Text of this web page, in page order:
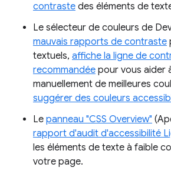
contraste des éléments de
Le sélecteur de couleurs de
mauvais rapports de contraste
textuels, affiche la ligne de
recommandée pour vous aider
manuellement de meilleures
suggérer des couleurs
Le panneau "CSS Overview"
rapport d'audit d'accessibilité
les éléments de texte à faible
votre page.